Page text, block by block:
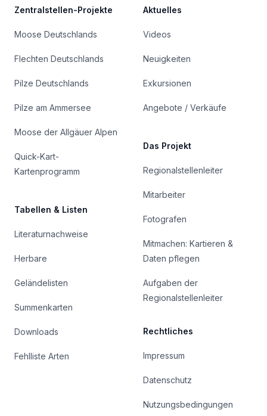
Zentralstellen-Projekte
Moose Deutschlands
Flechten Deutschlands
Pilze Deutschlands
Pilze am Ammersee
Moose der Allgäuer Alpen
Quick-Kart-
Kartenprogramm
Tabellen & Listen
Literaturnachweise
Herbare
Geländelisten
Summenkarten
Downloads
Fehlliste Arten
Aktuelles
Videos
Neuigkeiten
Exkursionen
Angebote / Verkäufe
Das Projekt
Regionalstellenleiter
Mitarbeiter
Fotografen
Mitmachen: Kartieren &
Daten pflegen
Aufgaben der
Regionalstellenleiter
Rechtliches
Impressum
Datenschutz
Nutzungsbedingungen